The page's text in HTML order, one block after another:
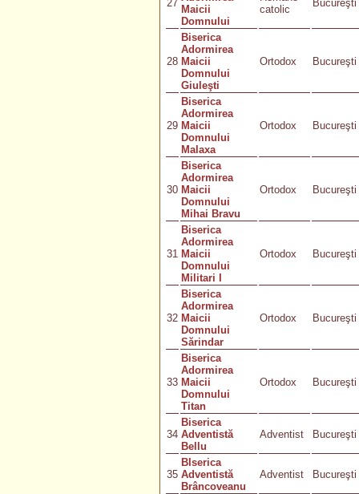
27
Maicii
Domnului
catolic
Bucureşti
28
Biserica
Adormirea
Maicii
Domnului
Giuleşti
Ortodox Bucureşti
29
Biserica
Adormirea
Maicii
Domnului
Malaxa
Ortodox Bucureşti
30
Biserica
Adormirea
Maicii
Domnului
Mihai Bravu
Ortodox Bucureşti
31
Biserica
Adormirea
Maicii
Domnului
Militari I
Ortodox Bucureşti
32
Biserica
Adormirea
Maicii
Domnului
Sărindar
Ortodox Bucureşti
33
Biserica
Adormirea
Maicii
Domnului
Titan
Ortodox Bucureşti
34
Biserica
Adventistă
Bellu
Adventist Bucureşti
35
BIserica
Adventistă
Brâncoveanu
Adventist Bucureşti